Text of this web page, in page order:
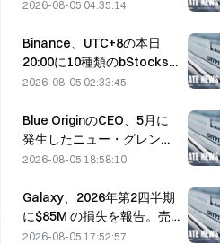
2026-08-05 04:35:14
Binance、UTC+8の本日
20:00に10種類のbStocks
取引ペアの取引を開始、メ
2026-08-05 02:33:45
Blue OriginのCEO、5月に
発生したニュー・グレンの
爆発はBE-4エンジンのバル
2026-08-05 18:58:10
Galaxy、2026年第2四半期
に$85M の損失を報告。売
上高は3億ドル下振れし、株
2026-08-05 17:52:57